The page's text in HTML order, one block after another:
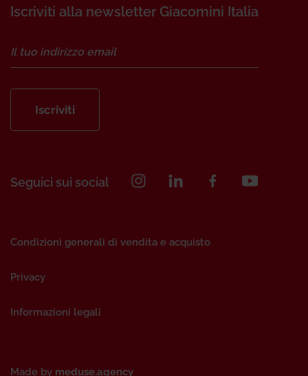
Iscriviti alla newsletter Giacomini Italia
Iscriviti
Seguici sui social
Made by meduse.agency
Condizioni generali di vendita e acquisto
Privacy
Informazioni legali